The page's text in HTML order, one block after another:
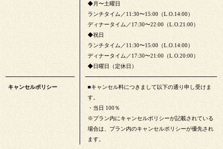
◆月〜土曜日
ランチタイム／11:30〜15:00（L.O.14:00）
ディナータイム／17:30〜22:00（L.O.21:00）
◆祝日
ランチタイム／11:30〜15:00（L.O.14:00）
ディナータイム／17:30〜21:00（L.O.20:00）
◆日曜日（定休日）
キャンセルポリシー
■キャンセル料につきまして以下の通り申し受けま
す。
・当日 100％
※プラン内にキャンセルポリシーが記載されている
場合は、プラン内のキャンセルポリシーが優先され
ます。